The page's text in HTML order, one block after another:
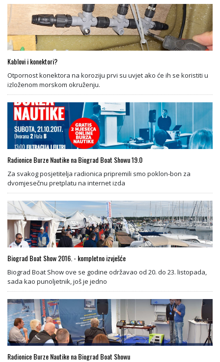
Kablovi i konektori?
Otpornost konektora na koroziju prvi su uvjet ako će ih se koristiti u
izloženom morskom okruženju.
Radionice Burze Nautike na Biograd Boat Showu 19.0
Za svakog posjetitelja radionica pripremili smo poklon-bon za
dvomjesečnu pretplatu na internet izda
Biograd Boat Show 2016. - kompletno izvješće
Biograd Boat Show ove se godine održavao od 20. do 23. listopada,
sada kao punoljetnik, još je jedno
Radionice Burze Nautike na Biograd Boat Showu